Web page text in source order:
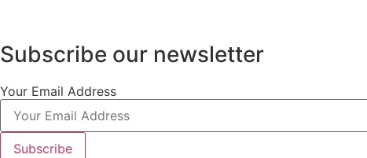
Subscribe our newsletter
Your Email Address
Subscribe